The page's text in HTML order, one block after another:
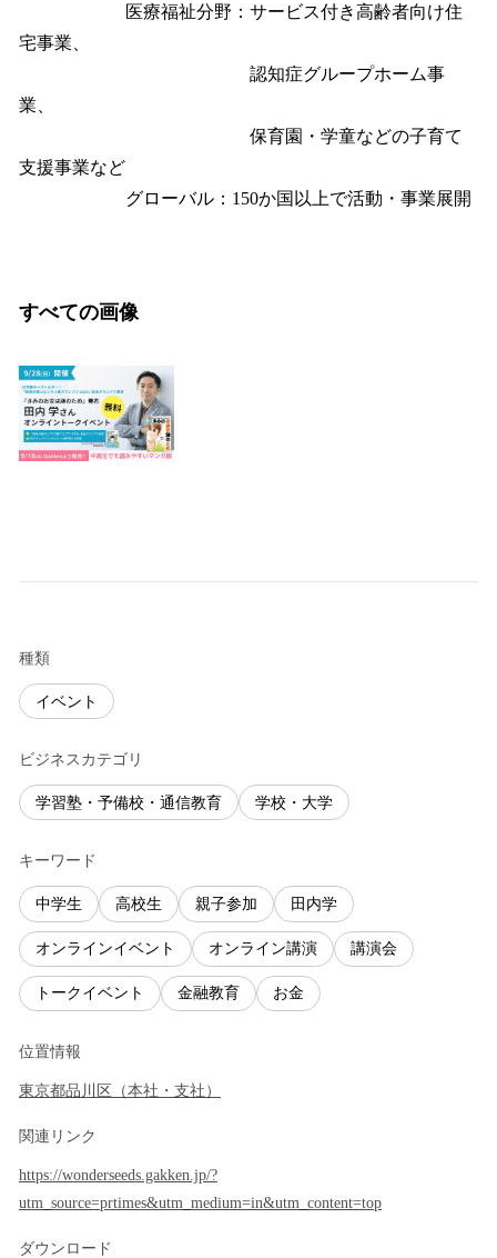
医療福祉分野：サービス付き高齢者向け住
宅事業、
認知症グループホーム事
業、
保育園・学童などの子育て
支援事業など
グローバル：150か国以上で活動・事業展開
すべての画像
種類
イベント
ビジネスカテゴリ
学習塾・予備校・通信教育 学校・大学
キーワード
中学生 高校生 親子参加 田内学
オンラインイベント オンライン講演 講演会
トークイベント 金融教育 お金
位置情報
東京都品川区 （本社・支社 ）
関連リンク
https://wonderseeds.gakken.jp/?
utm_source=prtimes&utm_medium=in&utm_content=top
ダウンロード